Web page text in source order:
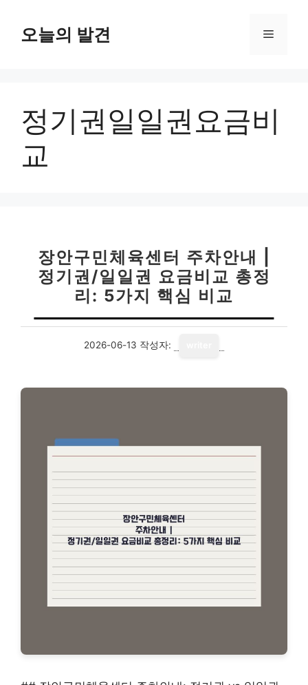
오늘의 발견 메
정기권일일권요금비
교
장안구민체육센터 주차안내 |
정기권/일일권 요금비교 총정
리: 5가지 핵심 비교
2026-06-13 작성자: